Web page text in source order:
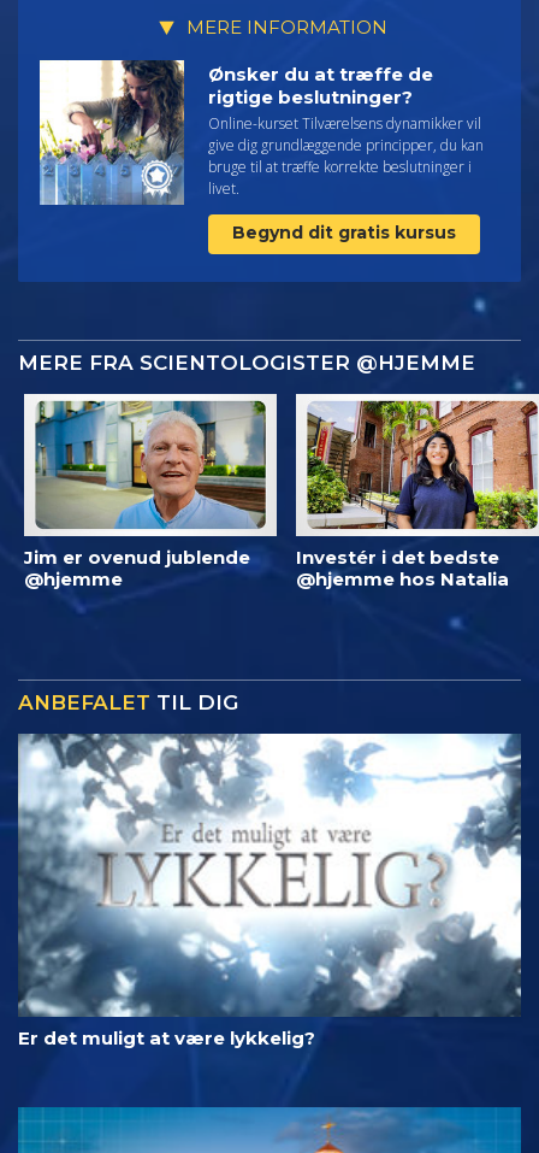
MERE INFORMATION
Ønsker du at træffe de
rigtige beslutninger?
Online-kurset Tilværelsens dynamikker vil
give dig grundlæggende principper, du kan
bruge til at træffe korrekte beslutninger i
livet.
Begynd dit gratis kursus
MERE FRA SCIENTOLOGISTER @HJEMME
Jim er ovenud jublende
@hjemme
Investér i det bedste
@hjemme hos Natalia
ANBEFALET TIL DIG
Er det muligt at være lykkelig?